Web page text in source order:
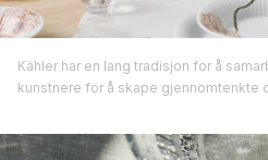
Kähler har en lang tradisjon for å
kunstnere for å skape gjennomtenkte